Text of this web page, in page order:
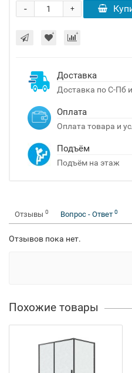
+
-
Доставка
Доставка по С-Пб
Оплата
Оплата товара и
Подъём
Подъём на этаж
Отзывы 0 Вопрос - Ответ 0
Отзывов пока нет.
Похожие товары